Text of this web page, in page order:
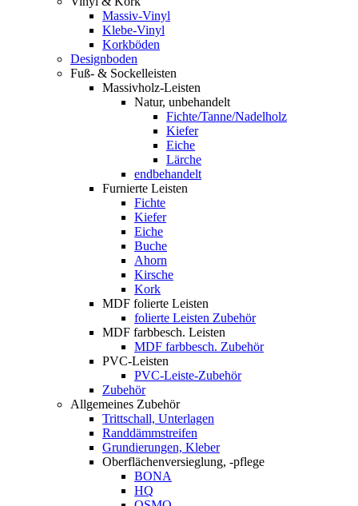
Massiv-Vinyl
Klebe-Vinyl
Korkböden
Designboden
Fuß- & Sockelleisten
Massivholz-Leisten
Natur, unbehandelt
Fichte/Tanne/Nadelholz
Kiefer
Eiche
Lärche
endbehandelt
Furnierte Leisten
Fichte
Kiefer
Eiche
Buche
Ahorn
Kirsche
Kork
MDF folierte Leisten
folierte Leisten Zubehör
MDF farbbesch. Leisten
MDF farbbesch. Zubehör
PVC-Leisten
PVC-Leiste-Zubehör
Zubehör
Allgemeines Zubehör
Trittschall, Unterlagen
Randdämmstreifen
Grundierungen, Kleber
Oberflächenversieglung, -pflege
BONA
HQ